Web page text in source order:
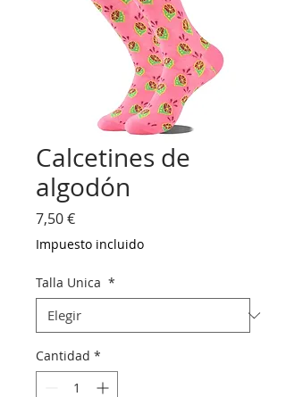
Calcetines de
algodón
7,50 €Precio
Impuesto incluido
Talla Unica *
Cantidad *